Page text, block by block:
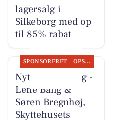
lagersalg i
Silkeborg med op
til 85% rabat
SPONSORERET OPSLAGSTAVLEN
Nyt fra CD Bolig -
Lene Bang &
Søren Bregnhøj,
Skyttehusets